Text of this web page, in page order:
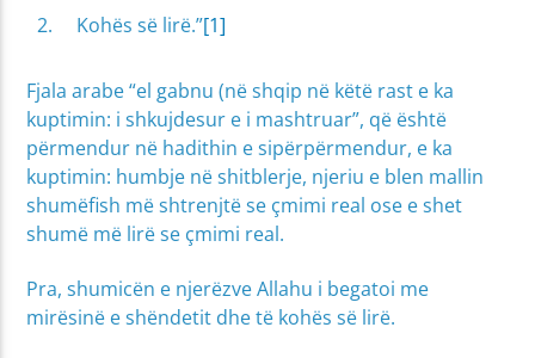
Kohës së lirë.”[1]
Fjala arabe “el gabnu (në shqip në këtë rast e ka
kuptimin: i shkujdesur e i mashtruar”, që është
përmendur në hadithin e sipërpërmendur, e ka
kuptimin: humbje në shitblerje, njeriu e blen mallin
shumëfish më shtrenjtë se çmimi real ose e shet
shumë më lirë se çmimi real.
Pra, shumicën e njerëzve Allahu i begatoi me
mirësinë e shëndetit dhe të kohës së lirë.